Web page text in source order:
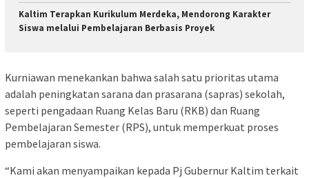
Kaltim Terapkan Kurikulum Merdeka, Mendorong Karakter
Siswa melalui Pembelajaran Berbasis Proyek
Kurniawan menekankan bahwa salah satu prioritas utama
adalah peningkatan sarana dan prasarana (sapras) sekolah,
seperti pengadaan Ruang Kelas Baru (RKB) dan Ruang
Pembelajaran Semester (RPS), untuk memperkuat proses
pembelajaran siswa.
“Kami akan menyampaikan kepada Pj Gubernur Kaltim terkait